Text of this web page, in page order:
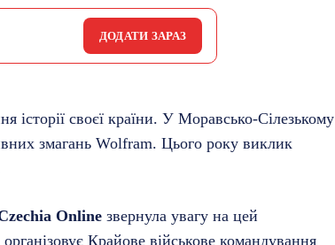
ДОДАТИ ЗАРАЗ
історії своєї країни. У Моравсько-Сілезькому
змагань Wolfram. Цього року виклик
Online звернула увагу на цей
організовує Крайове військове командування